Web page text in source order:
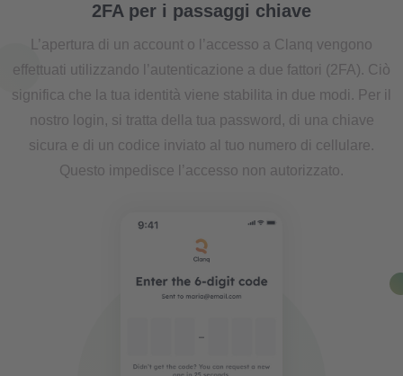
2FA per i passaggi chiave
L’apertura di un account o l’accesso a Clanq vengono
effettuati utilizzando l’autenticazione a due fattori (2FA). Ciò
significa che la tua identità viene stabilita in due modi. Per il
nostro login, si tratta della tua password, di una chiave
sicura e di un codice inviato al tuo numero di cellulare.
Questo impedisce l’accesso non autorizzato.